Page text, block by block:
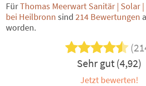
FürThomas Meerwart Sanitär | Solar
bei Heilbronn sind 214 Bewertungen
worden.
Sehr gut (4,92)
Jetzt bewerten!